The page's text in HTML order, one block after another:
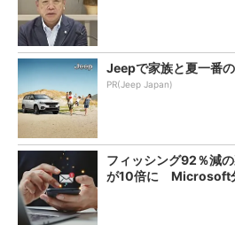
Jeepで家族と夏一番の
PR(Jeep Japan)
フィッシング92％減
が10倍に Microsoft